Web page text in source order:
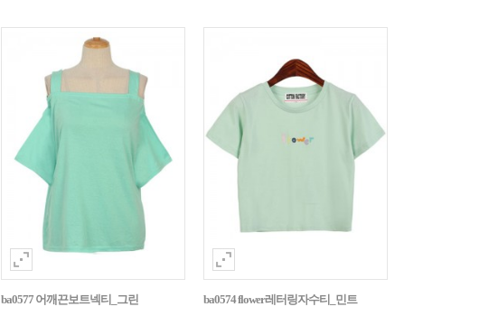
ba0577 어깨끈보트넥티_그린 ba0574 flower레터링자수티_민트